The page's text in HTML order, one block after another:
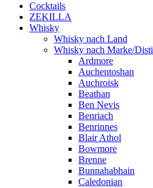
Cocktails
ZEKILLA
Whisky
Whisky nach Land
Whisky nach Marke/
Ardmore
Auchentoshan
Auchroisk
Beathan
Ben Nevis
Benriach
Benrinnes
Blair Athol
Bowmore
Brenne
Bunnahabhain
Caledonian